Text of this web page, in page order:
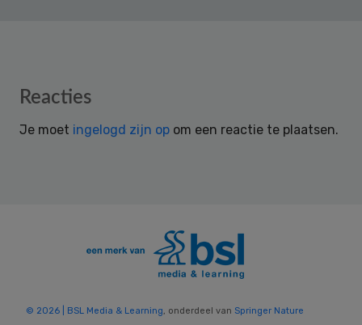
Reader
Reacties
Je moet ingelogd zijn op om een reactie te plaatsen.
© 2026 | BSL Media & Learning, onderdeel van Springer Nature